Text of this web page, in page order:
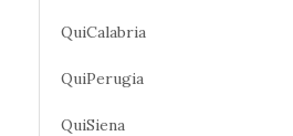
QuiCalabria
QuiPerugia
QuiSiena